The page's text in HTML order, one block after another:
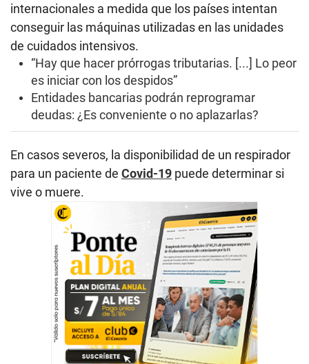
internacionales a medida que los países intentan
conseguir las máquinas utilizadas en las unidades
de cuidados intensivos.
“Hay que hacer prórrogas tributarias. [...] Lo peor
es iniciar con los despidos”
Entidades bancarias podrán reprogramar
deudas: ¿Es conveniente o no aplazarlas?
En casos severos, la disponibilidad de un respirador
para un paciente de Covid-19 puede determinar si
vive o muere.